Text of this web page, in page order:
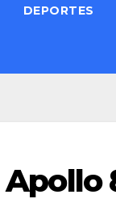
DEPORTES